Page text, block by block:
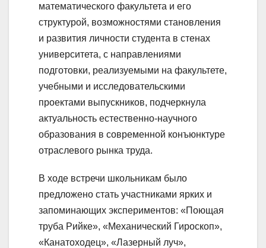
математического факультета и его
структурой, возможностями становления
и развития личности студента в стенах
университета, с направлениями
подготовки, реализуемыми на факультете,
учебными и исследовательскими
проектами выпускников, подчеркнула
актуальность естественно-научного
образования в современной конъюнктуре
отраслевого рынка труда.
В ходе встречи школьникам было
предложено стать участниками ярких и
запоминающих экспериментов: «Поющая
труба Pийкe», «Механический Гироскоп»,
«Канатоходец», «Лазерный луч»,